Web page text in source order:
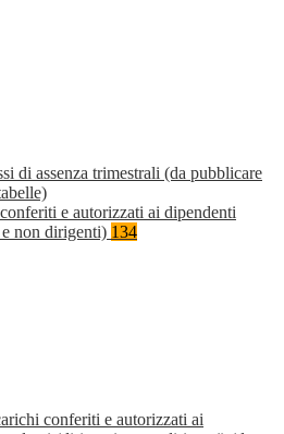
di assenza trimestrali (da pubblicare
e autorizzati ai dipendenti
non dirigenti) 134
conferiti e autorizzati ai